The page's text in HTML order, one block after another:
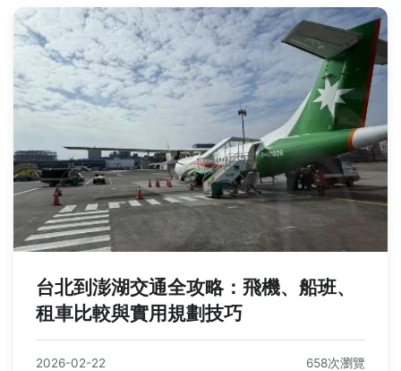
台北到澎湖交通全攻略：飛機、船班、
租車比較與實用規劃技巧
2026-02-22 658次瀏覽